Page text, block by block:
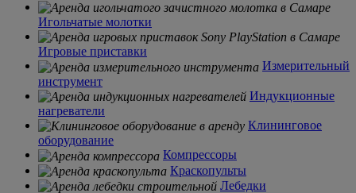
Игольчатые молотки
Игровые приставки
Измерительный
инструмент
Индукционные
нагреватели
Клининговое
оборудование
Компрессоры
Краскопульты
Лебедки